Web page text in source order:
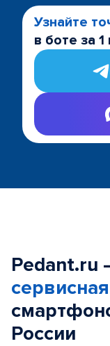
Узнайте
в боте за 1
Pedant.ru
России